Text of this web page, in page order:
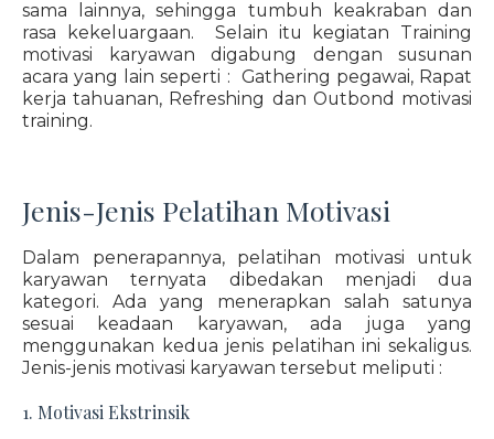
sama lainnya, sehingga tumbuh keakraban dan
rasa kekeluargaan. Selain itu kegiatan Training
motivasi karyawan digabung dengan susunan
acara yang lain seperti : Gathering pegawai, Rapat
kerja tahuanan, Refreshing dan Outbond motivasi
training.
Jenis-Jenis Pelatihan Motivasi
Dalam penerapannya, pelatihan motivasi untuk
karyawan ternyata dibedakan menjadi dua
kategori. Ada yang menerapkan salah satunya
sesuai keadaan karyawan, ada juga yang
menggunakan kedua jenis pelatihan ini sekaligus.
Jenis-jenis motivasi karyawan tersebut meliputi :
1. Motivasi Ekstrinsik